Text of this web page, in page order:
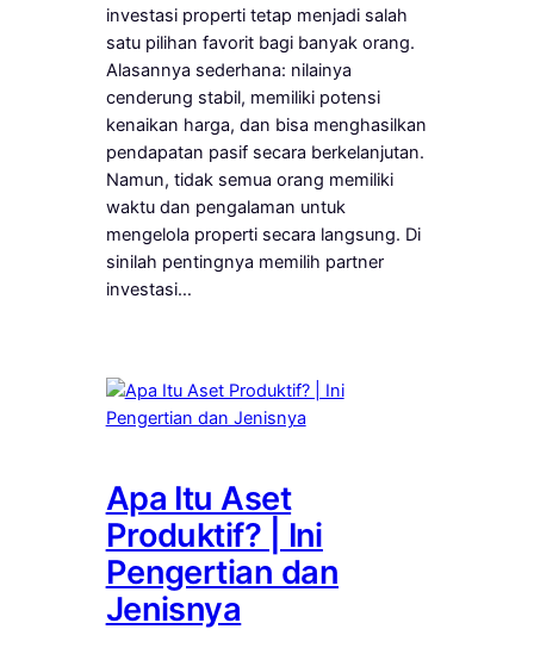
investasi properti tetap menjadi salah
satu pilihan favorit bagi banyak orang.
Alasannya sederhana: nilainya
cenderung stabil, memiliki potensi
kenaikan harga, dan bisa menghasilkan
pendapatan pasif secara berkelanjutan.
Namun, tidak semua orang memiliki
waktu dan pengalaman untuk
mengelola properti secara langsung. Di
sinilah pentingnya memilih partner
investasi…
Apa Itu Aset
Produktif? | Ini
Pengertian dan
Jenisnya